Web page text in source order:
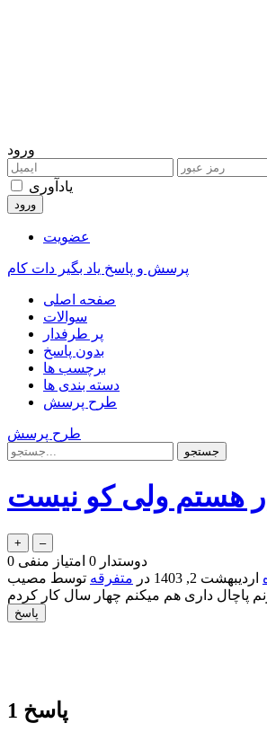
ورود
یادآوری
عضویت
پرسش و پاسخ یاد بگیر دات کام
صفحه اصلی
سوالات
پر طرفدار
بدون پاسخ
برچسب ها
دسته بندی ها
طرح پرسش
طرح پرسش
0 دوستدار 0 امتیاز منفی
اردیبهشت 2, 1403 در متفرقه توسط مصیب
1 پاسخ